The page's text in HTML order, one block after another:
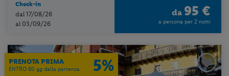
Check-in
dal 17/08/26
al 03/09/26
da 95 €
a persona per 2 notti
PRENOTA PRIMA
ENTRO 60 gg dalla partenza 5%